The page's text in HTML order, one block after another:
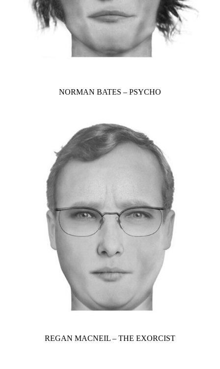
NORMAN BATES – PSYCHO
REGAN MACNEIL – THE EXORCIST